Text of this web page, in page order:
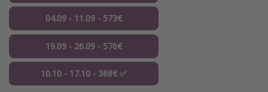
04.09 - 11.09 - 573€
19.09 - 26.09 - 576€
10.10 - 17.10 - 368€ ✅